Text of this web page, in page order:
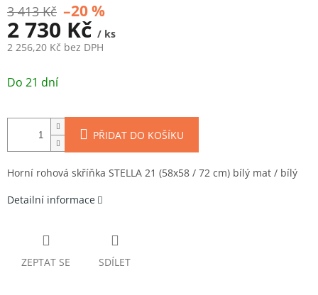
3 413 Kč –20 %
2 730 Kč / ks
2 256,20 Kč bez DPH
cena:
Do 21 dní
PŘIDAT DO KOŠÍKU
Horní rohová skříňka STELLA 21 (58x58 / 72 cm) bílý mat / bílý
Detailní informace
ZEPTAT SE SDÍLET